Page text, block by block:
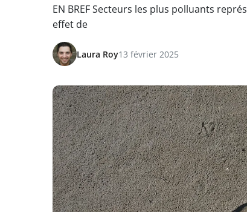
EN BREF Secteurs les plus polluants
effet de
Laura Roy13 février 2025